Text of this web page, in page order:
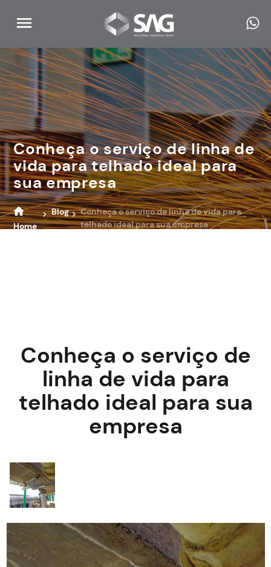
Conheça o serviço de linha de
vida para telhado ideal para
sua empresa
Home
Blog
Conheça o serviço de linha de vida para
telhado ideal para sua empresa
Conheça o serviço de
linha de vida para
telhado ideal para sua
empresa